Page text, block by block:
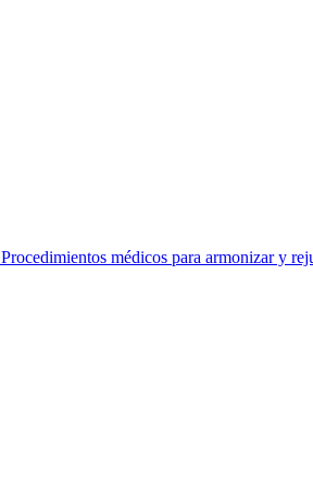
Procedimientos médicos para armonizar y